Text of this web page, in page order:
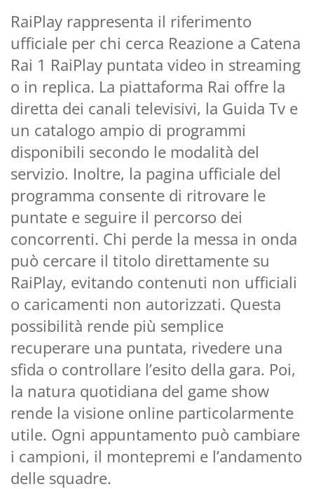
RaiPlay rappresenta il riferimento
ufficiale per chi cerca Reazione a Catena
Rai 1 RaiPlay puntata video in streaming
o in replica. La piattaforma Rai offre la
diretta dei canali televisivi, la Guida Tv e
un catalogo ampio di programmi
disponibili secondo le modalità del
servizio. Inoltre, la pagina ufficiale del
programma consente di ritrovare le
puntate e seguire il percorso dei
concorrenti. Chi perde la messa in onda
può cercare il titolo direttamente su
RaiPlay, evitando contenuti non ufficiali
o caricamenti non autorizzati. Questa
possibilità rende più semplice
recuperare una puntata, rivedere una
sfida o controllare l’esito della gara. Poi,
la natura quotidiana del game show
rende la visione online particolarmente
utile. Ogni appuntamento può cambiare
i campioni, il montepremi e l’andamento
delle squadre.